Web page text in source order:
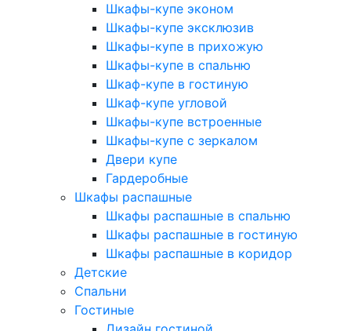
Шкафы-купе эконом
Шкафы-купе эксклюзив
Шкафы-купе в прихожую
Шкафы-купе в спальню
Шкаф-купе в гостиную
Шкаф-купе угловой
Шкафы-купе встроенные
Шкафы-купе с зеркалом
Двери купе
Гардеробные
Шкафы распашные
Шкафы распашные в спальню
Шкафы распашные в гостиную
Шкафы распашные в коридор
Детские
Спальни
Гостиные